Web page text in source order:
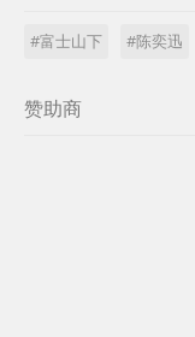
#富士山下 #陈奕迅
赞助商